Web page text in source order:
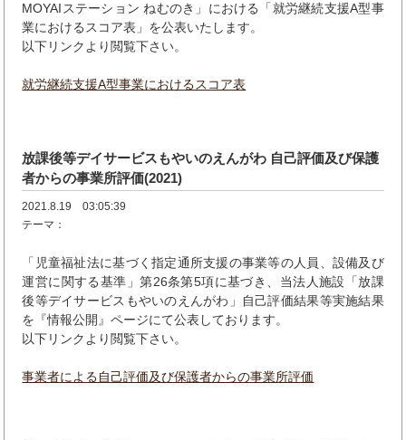
MOYAIステーション ねむのき」における「就労継続支援A型事
業におけるスコア表」を公表いたします。
以下リンクより閲覧下さい。
就労継続支援A型事業におけるスコア表
放課後等デイサービスもやいのえんがわ 自己評価及び保護
者からの事業所評価(2021)
2021.8.19 03:05:39
テーマ：
「児童福祉法に基づく指定通所支援の事業等の人員、設備及び
運営に関する基準」第26条第5項に基づき、当法人施設「放課
後等デイサービスもやいのえんがわ」自己評価結果等実施結果
を『情報公開』ページにて公表 しております。
以下リンクより閲覧下さい。
事業者による自己評価及び保護者からの事業所評価